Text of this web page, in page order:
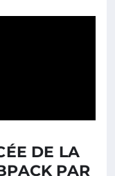
DE LA
PAR